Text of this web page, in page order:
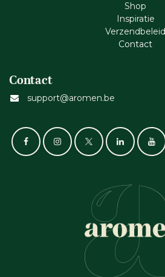
Shop
Inspiratie
Verzendbeleid
Cont​act
Contact
support@aromen.be